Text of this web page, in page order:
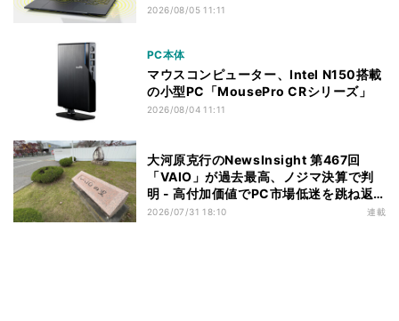
2026/08/05 11:11
PC本体
マウスコンピューター、Intel N150搭載
の小型PC「MousePro CRシリーズ」
2026/08/04 11:11
大河原克行のNewsInsight 第467回
「VAIO」が過去最高、ノジマ決算で判
明 - 高付加価値でPC市場低迷を跳ね返
す
2026/07/31 18:10 連載